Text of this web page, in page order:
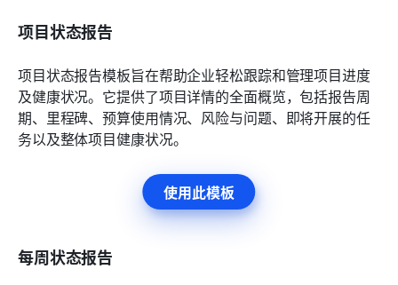
项目状态报告
项目状态报告模板旨在帮助企业轻松跟踪和管理项目进度
及健康状况。它提供了项目详情的全面概览，包括报告周
期、里程碑、预算使用情况、风险与问题、即将开展的任
务以及整体项目健康状况。
使用此模板
每周状态报告